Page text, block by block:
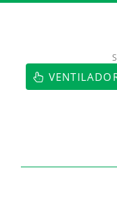
https://